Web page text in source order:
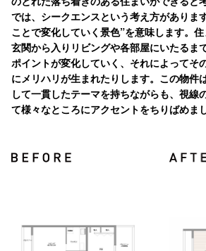
では、シークエンスという考え方がありま
ことで変化していく景色”を意味します。住
玄関から入りリビングや各部屋にいたるま
ポイントが変化していく、それによってそ
にメリハリが生まれたりします。この物件
して一貫したテーマを持ちながらも、視線
て様々なところにアクセントをちりばめまし